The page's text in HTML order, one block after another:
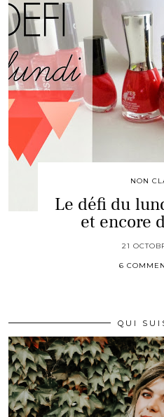
NON
Le défi du
et encore
21
6
QUI